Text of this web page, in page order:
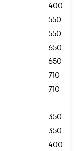
400
550
550
650
650
710
710
350
350
400